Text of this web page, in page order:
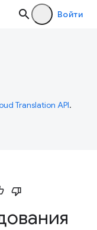
Войти
Translation API.